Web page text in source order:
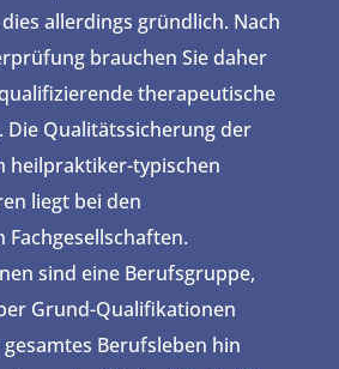
dies allerdings gründlich. Nach
brauchen Sie daher
therapeutische
Die Qualitätssicherung der
heilpraktiker-typischen
liegt bei den
sind eine Berufsgruppe,
Grund-Qualifikationen
Berufsleben hin